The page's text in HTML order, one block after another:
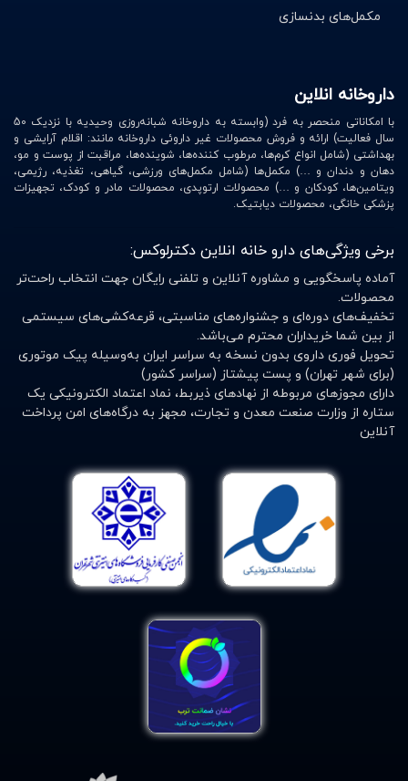
مکمل‌های بدنسازی
داروخانه انلاین
با امکاناتی منحصر به فرد (وابسته به داروخانه شبانه‌روزی وحیدیه با نزدیک 50
سال فعالیت) ارائه و فروش محصولات غیر داروئی داروخانه مانند: اقلام آرایشی و
بهداشتی (شامل انواع کرم‌ها، مرطوب کننده‌ها، شوینده‌ها، مراقبت از پوست و مو،
دهان و دندان و …) مکمل‌ها (شامل مکمل‌های ورزشی، گیاهی، تغذیه، رژیمی،
ویتامین‌ها، کودکان و …) محصولات ارتوپدی، محصولات مادر و کودک، تجهیزات
پزشکی خانگی، محصولات دیابتیک.
برخی ویژگی‌های دارو خانه انلاین دکترلوکس:
آماده پاسخگویی و مشاوره آنلاین و تلفنی رایگان جهت انتخاب راحت‌تر
محصولات.
تخفیف‌های دوره‌ای و جشنواره‌های مناسبتی، قرعه‌کشی‌های سیستمی
از بین شما خریداران محترم می‌باشد.
تحویل فوری داروی بدون نسخه به سراسر ایران به‌وسیله پیک موتوری
(برای شهر تهران) و پست پیشتاز (سراسر کشور)
دارای مجوزهای مربوطه از نهادهای ذیربط، نماد اعتماد الکترونیکی یک
ستاره از وزارت صنعت معدن و تجارت، مجهز به درگاه‌های امن پرداخت
آنلاین